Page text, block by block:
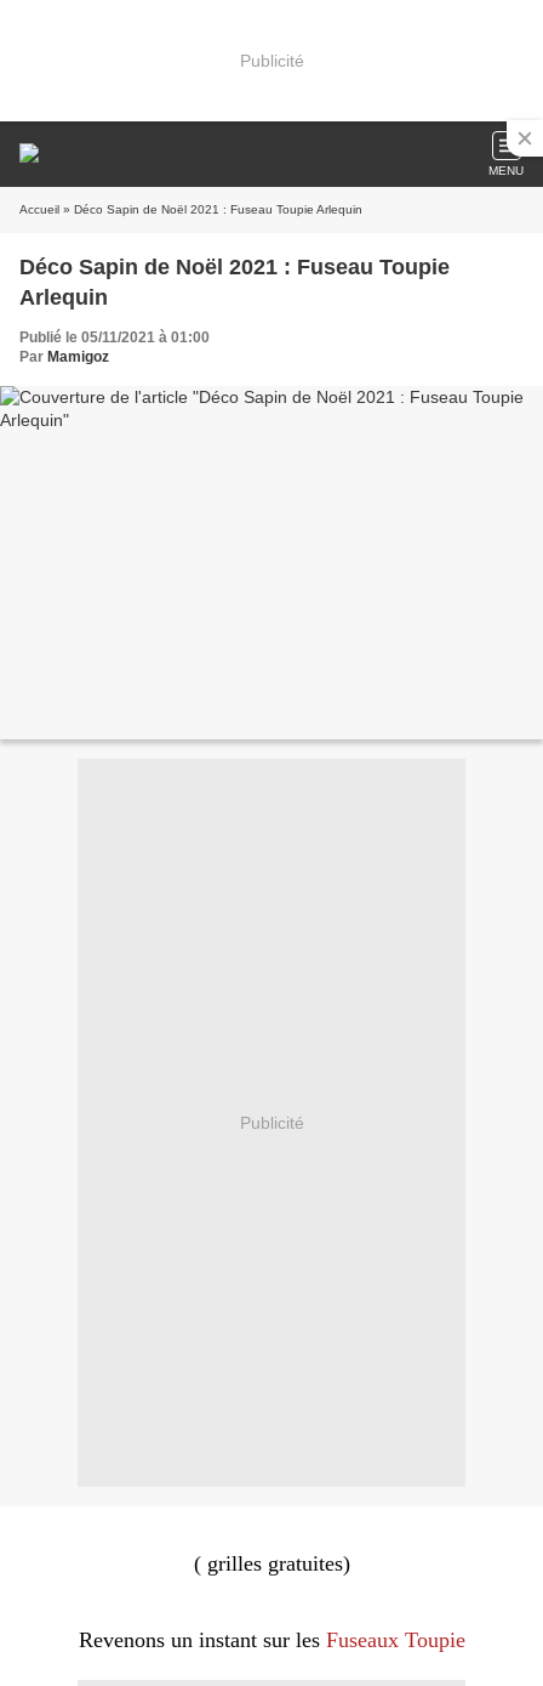
Publicité
MENU
Accueil » Déco Sapin de Noël 2021 : Fuseau Toupie Arlequin
Déco Sapin de Noël 2021 : Fuseau Toupie
Arlequin
Publié le 05/11/2021 à 01:00
Par Mamigoz
Publicité
( grilles gratuites)
Revenons un instant sur lesFuseaux Toupie